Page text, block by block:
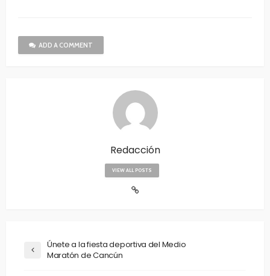
ADD A COMMENT
Redacción
VIEW ALL POSTS
Únete a la fiesta deportiva del Medio
Maratón de Cancún